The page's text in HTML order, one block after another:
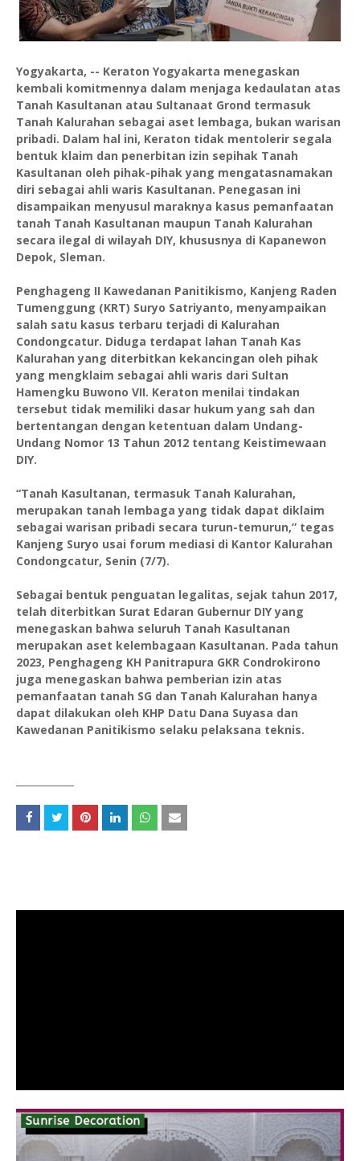
Yogyakarta, -- Keraton Yogyakarta menegaskan
kembali komitmennya dalam menjaga kedaulatan atas
Tanah Kasultanan atau Sultanaat Grond termasuk
Tanah Kalurahan sebagai aset lembaga, bukan warisan
pribadi. Dalam hal ini, Keraton tidak mentolerir segala
bentuk klaim dan penerbitan izin sepihak Tanah
Kasultanan oleh pihak-pihak yang mengatasnamakan
diri sebagai ahli waris Kasultanan. Penegasan ini
disampaikan menyusul maraknya kasus pemanfaatan
tanah Tanah Kasultanan maupun Tanah Kalurahan
secara ilegal di wilayah DIY, khususnya di Kapanewon
Depok, Sleman.
Penghageng II Kawedanan Panitikismo, Kanjeng Raden
Tumenggung (KRT) Suryo Satriyanto, menyampaikan
salah satu kasus terbaru terjadi di Kalurahan
Condongcatur. Diduga terdapat lahan Tanah Kas
Kalurahan yang diterbitkan kekancingan oleh pihak
yang mengklaim sebagai ahli waris dari Sultan
Hamengku Buwono VII. Keraton menilai tindakan
tersebut tidak memiliki dasar hukum yang sah dan
bertentangan dengan ketentuan dalam Undang-
Undang Nomor 13 Tahun 2012 tentang Keistimewaan
DIY.
“Tanah Kasultanan, termasuk Tanah Kalurahan,
merupakan tanah lembaga yang tidak dapat diklaim
sebagai warisan pribadi secara turun-temurun,” tegas
Kanjeng Suryo usai forum mediasi di Kantor Kalurahan
Condongcatur, Senin (7/7).
Sebagai bentuk penguatan legalitas, sejak tahun 2017,
telah diterbitkan Surat Edaran Gubernur DIY yang
menegaskan bahwa seluruh Tanah Kasultanan
merupakan aset kelembagaan Kasultanan. Pada tahun
2023, Penghageng KH Panitrapura GKR Condrokirono
juga menegaskan bahwa pemberian izin atas
pemanfaatan tanah SG dan Tanah Kalurahan hanya
dapat dilakukan oleh KHP Datu Dana Suyasa dan
Kawedanan Panitikismo selaku pelaksana teknis.